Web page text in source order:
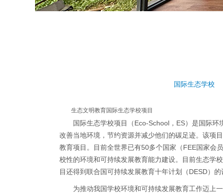
国际生态学校
生态文明教育国际生态学校项目
国际生态学校项目（Eco-School，ES）是国际
改善当地环境，节约资源并减少他们的碳足迹。该项
教育项目。目前全世界已有50多个国家（FEE国家会
校性的环境和可持续发展教育能力建设。目前生态学
目还得到联合国可持续发展教育十年计划（DESD）的
为推动我国学校环境和可持续发展教育工作迈上